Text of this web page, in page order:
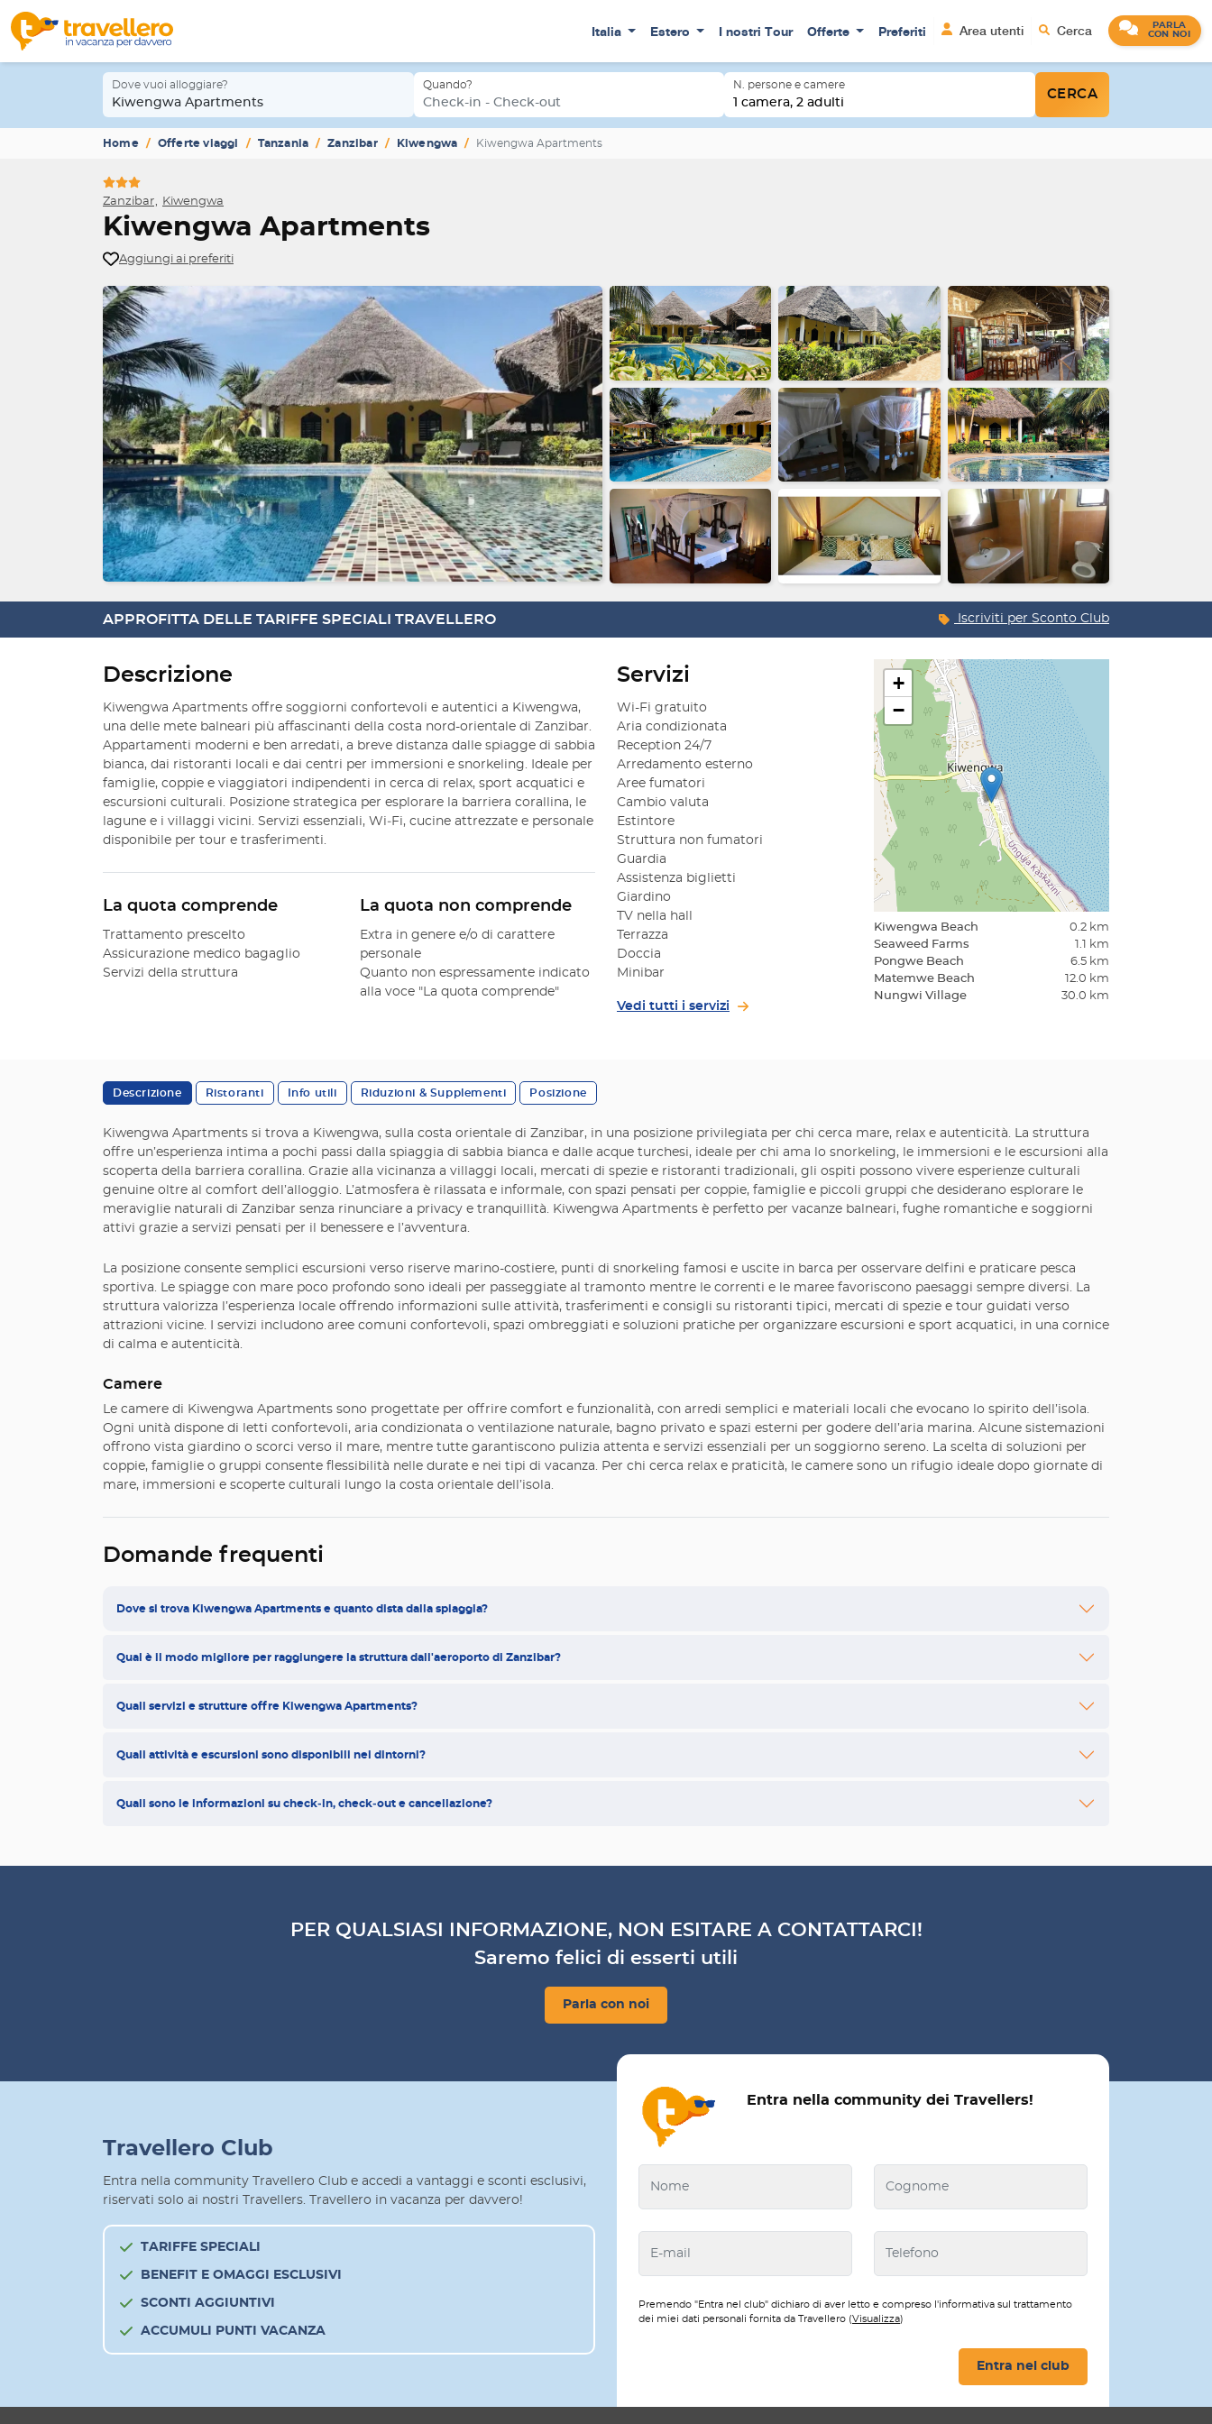
Italia Estero I nostri Tour Offerte Preferiti Area utenti Cerca
PARLA
CON NOI
Dove vuoi alloggiare?
Kiwengwa Apartments
Quando?
Check-in - Check-out
N. persone e camere
1 camera, 2 adulti
CERCA
Home Offerte viaggi Tanzania Zanzibar Kiwengwa Kiwengwa Apartments
Zanzibar Kiwengwa
Kiwengwa Apartments
Aggiungi ai preferiti
APPROFITTA DELLE TARIFFE SPECIALI TRAVELLERO Iscriviti per Sconto Club
Descrizione
Kiwengwa Apartments offre soggiorni confortevoli e autentici a Kiwengwa,
una delle mete balneari più affascinanti della costa nord-orientale di Zanzibar.
Appartamenti moderni e ben arredati, a breve distanza dalle spiagge di sabbia
bianca, dai ristoranti locali e dai centri per immersioni e snorkeling. Ideale per
famiglie, coppie e viaggiatori indipendenti in cerca di relax, sport acquatici e
escursioni culturali. Posizione strategica per esplorare la barriera corallina, le
lagune e i villaggi vicini. Servizi essenziali, Wi‑Fi, cucine attrezzate e personale
disponibile per tour e trasferimenti.
La quota comprende
Trattamento prescelto
Assicurazione medico bagaglio
Servizi della struttura
La quota non comprende
Extra in genere e/o di carattere
personale
Quanto non espressamente indicato
alla voce "La quota comprende"
Servizi
Wi-Fi gratuito
Aria condizionata
Reception 24/7
Arredamento esterno
Aree fumatori
Cambio valuta
Estintore
Struttura non fumatori
Guardia
Assistenza biglietti
Giardino
TV nella hall
Terrazza
Doccia
Minibar
Vedi tutti i servizi
+
−
Kiwengwa Beach
0.2 km
Seaweed Farms
1.1 km
Pongwe Beach
6.5 km
Matemwe Beach
12.0 km
Nungwi Village
30.0 km
Descrizione Ristoranti Info utili Riduzioni & Supplementi Posizione
Kiwengwa Apartments si trova a Kiwengwa, sulla costa orientale di Zanzibar, in una posizione privilegiata per chi cerca mare, relax e autenticità. La struttura
offre un’esperienza intima a pochi passi dalla spiaggia di sabbia bianca e dalle acque turchesi, ideale per chi ama lo snorkeling, le immersioni e le escursioni alla
scoperta della barriera corallina. Grazie alla vicinanza a villaggi locali, mercati di spezie e ristoranti tradizionali, gli ospiti possono vivere esperienze culturali
genuine oltre al comfort dell’alloggio. L’atmosfera è rilassata e informale, con spazi pensati per coppie, famiglie e piccoli gruppi che desiderano esplorare le
meraviglie naturali di Zanzibar senza rinunciare a privacy e tranquillità. Kiwengwa Apartments è perfetto per vacanze balneari, fughe romantiche e soggiorni
attivi grazie a servizi pensati per il benessere e l’avventura.
La posizione consente semplici escursioni verso riserve marino-costiere, punti di snorkeling famosi e uscite in barca per osservare delfini e praticare pesca
sportiva. Le spiagge con mare poco profondo sono ideali per passeggiate al tramonto mentre le correnti e le maree favoriscono paesaggi sempre diversi. La
struttura valorizza l’esperienza locale offrendo informazioni sulle attività, trasferimenti e consigli su ristoranti tipici, mercati di spezie e tour guidati verso
attrazioni vicine. I servizi includono aree comuni confortevoli, spazi ombreggiati e soluzioni pratiche per organizzare escursioni e sport acquatici, in una cornice
di calma e autenticità.
Camere
Le camere di Kiwengwa Apartments sono progettate per offrire comfort e funzionalità, con arredi semplici e materiali locali che evocano lo spirito dell’isola.
Ogni unità dispone di letti confortevoli, aria condizionata o ventilazione naturale, bagno privato e spazi esterni per godere dell’aria marina. Alcune sistemazioni
offrono vista giardino o scorci verso il mare, mentre tutte garantiscono pulizia attenta e servizi essenziali per un soggiorno sereno. La scelta di soluzioni per
coppie, famiglie o gruppi consente flessibilità nelle durate e nei tipi di vacanza. Per chi cerca relax e praticità, le camere sono un rifugio ideale dopo giornate di
mare, immersioni e scoperte culturali lungo la costa orientale dell’isola.
Domande frequenti
Dove si trova Kiwengwa Apartments e quanto dista dalla spiaggia?
Qual è il modo migliore per raggiungere la struttura dall'aeroporto di Zanzibar?
Quali servizi e strutture offre Kiwengwa Apartments?
Quali attività e escursioni sono disponibili nei dintorni?
Quali sono le informazioni su check‑in, check‑out e cancellazione?
PER QUALSIASI INFORMAZIONE, NON ESITARE A CONTATTARCI!
Saremo felici di esserti utili
Parla con noi
Travellero Club
Entra nella community Travellero Club e accedi a vantaggi e sconti esclusivi,
riservati solo ai nostri Travellers. Travellero in vacanza per davvero!
TARIFFE SPECIALI
BENEFIT E OMAGGI ESCLUSIVI
SCONTI AGGIUNTIVI
ACCUMULI PUNTI VACANZA
Entra nella community dei Travellers!
Premendo "Entra nel club" dichiaro di aver letto e compreso l'informativa sul trattamento
dei miei dati personali fornita da Travellero (Visualizza)
Entra nel club